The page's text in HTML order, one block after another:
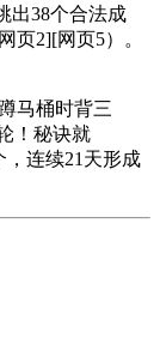
出38个合法成
页2][网页5）。
马桶时背三
！秘诀就
，连续21天形成